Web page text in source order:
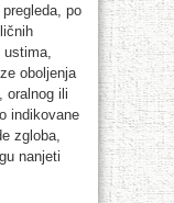
po
ustima,
oboljenja
oralnog ili
indikovane
zgloba,
nanjeti